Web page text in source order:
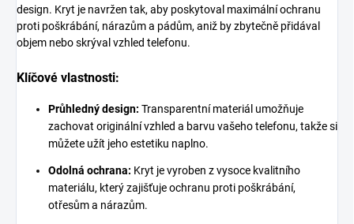
design. Kryt je navržen tak, aby poskytoval maximální ochranu
proti poškrábání, nárazům a pádům, aniž by zbytečně přidával
objem nebo skrýval vzhled telefonu.
Klíčové vlastnosti:
Průhledný design: Transparentní materiál umožňuje
zachovat originální vzhled a barvu vašeho telefonu, takže si
můžete užít jeho estetiku naplno.
Odolná ochrana: Kryt je vyroben z vysoce kvalitního
materiálu, který zajišťuje ochranu proti poškrábání,
otřesům a nárazům.